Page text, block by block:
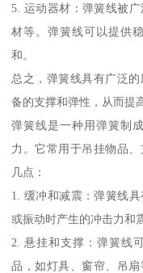
5. 运动器材：弹簧线被
材等。弹簧线可以提供
和。
总之，弹簧线具有广泛
备的支撑和弹性，从而提
弹簧线是一种用弹簧制
力。它常用于吊挂物品
几点：
1. 缓冲和减震：弹簧线
或振动时产生的冲击力和
2. 悬挂和支撑：弹簧线
品，如灯具、窗帘、吊